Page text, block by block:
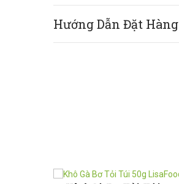
Hướng Dẫn Đặt Hàng